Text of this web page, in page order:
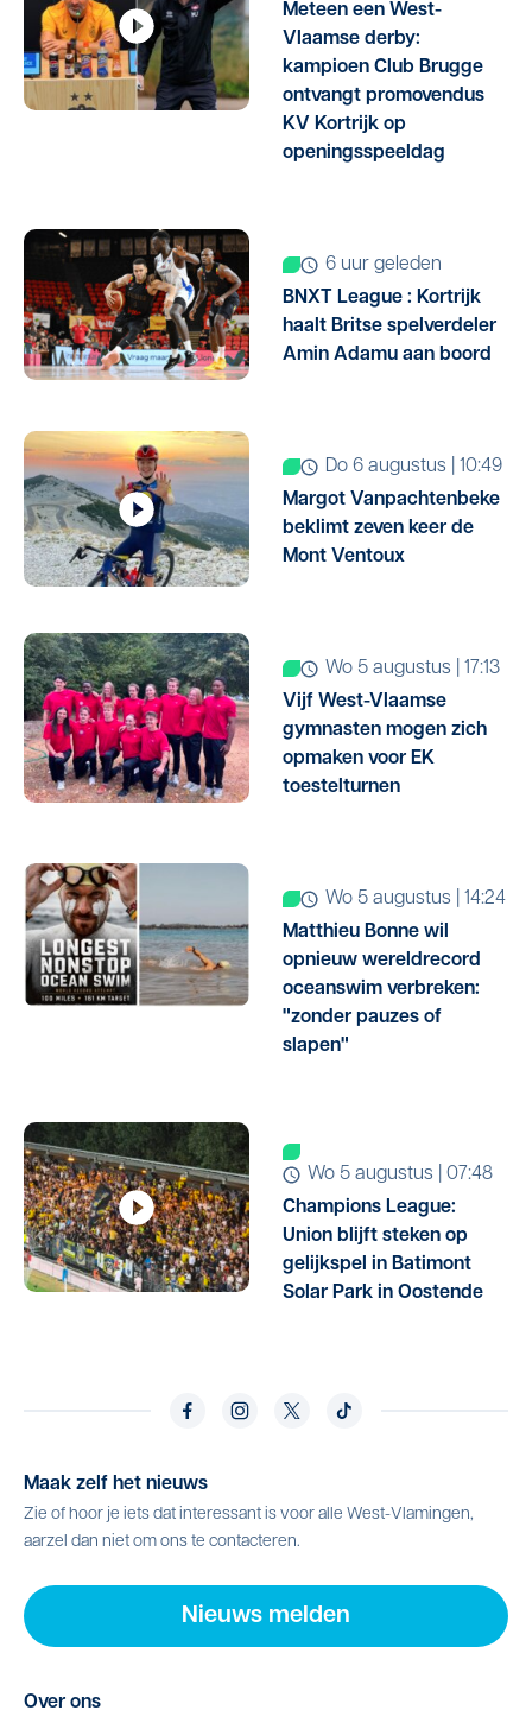
Meteen een West-
Vlaamse derby:
kampioen Club Brugge
ontvangt promovendus
KV Kortrijk op
openingsspeeldag
6 uur geleden
BNXT League : Kortrijk
haalt Britse spelverdeler
Amin Adamu aan boord
do 6 augustus | 10:49
Margot Vanpachtenbeke
beklimt zeven keer de
Mont Ventoux
wo 5 augustus | 17:13
Vijf West-Vlaamse
gymnasten mogen zich
opmaken voor EK
toestelturnen
wo 5 augustus | 14:24
Matthieu Bonne wil
opnieuw wereldrecord
oceanswim verbreken:
"zonder pauzes of
slapen"
wo 5 augustus | 07:48
Champions League:
Union blijft steken op
gelijkspel in Batimont
Solar Park in Oostende
Maak zelf het nieuws
Zie of hoor je iets dat interessant is voor alle West-Vlamingen,
aarzel dan niet om ons te contacteren.
Nieuws melden
Over ons